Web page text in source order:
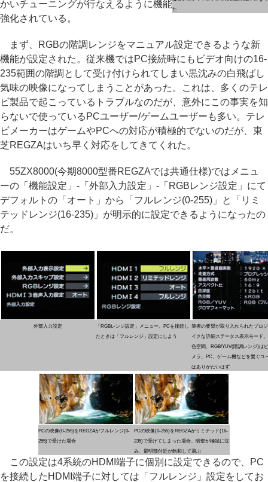
た
かいチューニングが行なえるように機能
強化されている。
まず、RGBの階調レンジをマニュアル設定できるような新
機能が設定された。従来機ではPC接続時にもビデオ向けの16-
235範囲の階調として受け付けられてしまい黒沈みの白飛ばし
気味の映像になってしまうことがあった。これは、多くのテレ
ビ製品で起こっているトラブルなのだが、意外にこの事実を知
らないで使っているPCユーザー/ゲームユーザーも多い。テレ
ビメーカーはゲームやPCへの対応が積極的でないのだが、東
芝REGZAはいち早く対応をしてきてくれた。
55ZX8000(今期8000型番REGZAでは共通仕様)ではメニュ
ーの「機能設定」-「外部入力設定」-「RGBレンジ設定」にて
デフォルトの「オート」から「フルレンジ(0-255)」と「リミ
テッドレンジ(16-235)」が明示的に設定できるようになったの
だ。
外部入力設定
「RGBレンジ設定」メニュー。PCを接続し
たときは「フルレンジ」設定にしよう
筆者の要望が取り入れられたプロ
イクな詳細ステータス表示モード
色空間、RGB/YUV(階調レンジ)は
メラ、PC、ゲーム機などを繋ぐユ
はありがたいはず
PCの映像(0-255)をREGZAがフルレンジ(0-
255)で受けた場合
PCの映像(0-255)をREGZAがリミテッド(16-
235)で受けてしまった場合。暗部が極端に沈
み、最明部付近が飽和して飛ぶ
この設定は4系統のHDMI端子に個別に設定できるので、PC
を接続したHDMI端子に対しては「フルレンジ」設定をしてお